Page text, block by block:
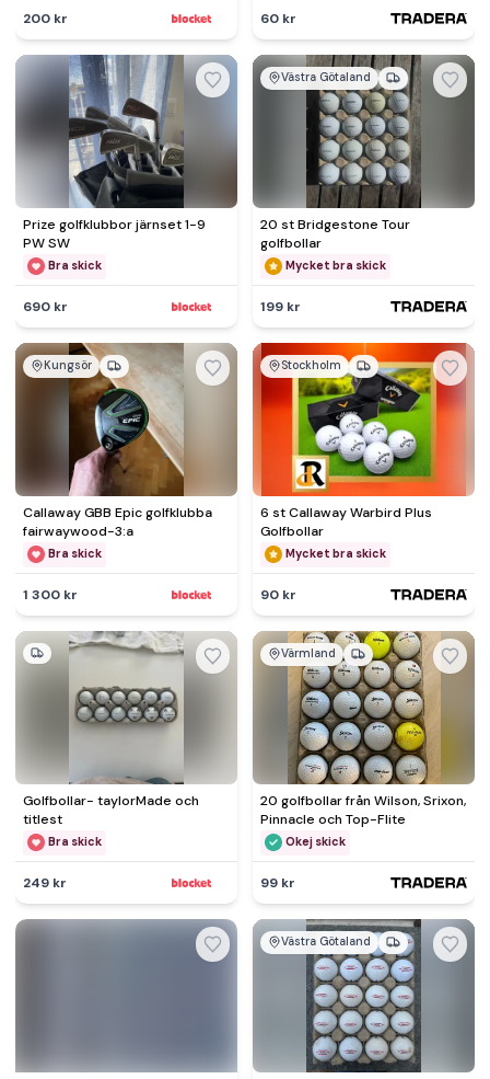
200 kr 60 kr
Prize golfklubbor järnset 1-9
PW SW
Bra skick
690 kr
Västra Götaland
20 st Bridgestone Tour
golfbollar
Mycket bra skick
199 kr
Kungsör
Callaway GBB Epic golfklubba
fairwaywood-3:a
Bra skick
1 300 kr
Stockholm
6 st Callaway Warbird Plus
Golfbollar
Mycket bra skick
90 kr
Golfbollar- taylorMade och
titlest
Bra skick
249 kr
Värmland
20 golfbollar från Wilson, Srixon,
Pinnacle och Top-Flite
Okej skick
99 kr
Västra Götaland